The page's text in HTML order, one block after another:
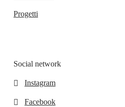
Progetti
Social network
Instagram
Facebook